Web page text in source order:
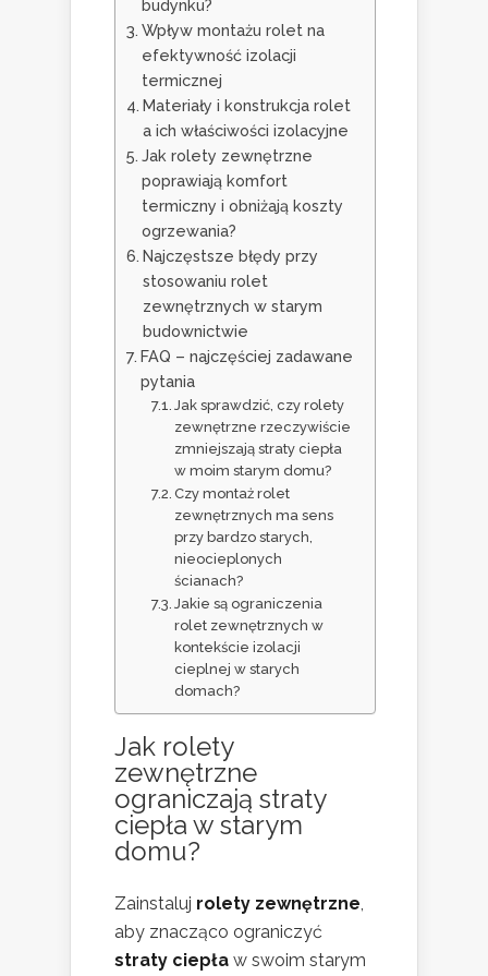
budynku?
Wpływ montażu rolet na
efektywność izolacji
termicznej
Materiały i konstrukcja rolet
a ich właściwości izolacyjne
Jak rolety zewnętrzne
poprawiają komfort
termiczny i obniżają koszty
ogrzewania?
Najczęstsze błędy przy
stosowaniu rolet
zewnętrznych w starym
budownictwie
FAQ – najczęściej zadawane
pytania
Jak sprawdzić, czy rolety
zewnętrzne rzeczywiście
zmniejszają straty ciepła
w moim starym domu?
Czy montaż rolet
zewnętrznych ma sens
przy bardzo starych,
nieocieplonych
ścianach?
Jakie są ograniczenia
rolet zewnętrznych w
kontekście izolacji
cieplnej w starych
domach?
Jak rolety
zewnętrzne
ograniczają straty
ciepła w starym
domu?
Zainstaluj rolety zewnętrzne,
aby znacząco ograniczyć
straty ciepła w swoim starym